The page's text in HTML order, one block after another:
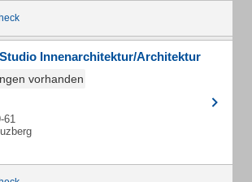
Innenarchitektur/Architektur
vorhanden
61